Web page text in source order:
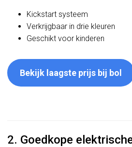
Kickstart systeem
Verkrijgbaar in drie kleuren
Geschikt voor kinderen
Bekijk laagste prijs bij bol
2. Goedkope